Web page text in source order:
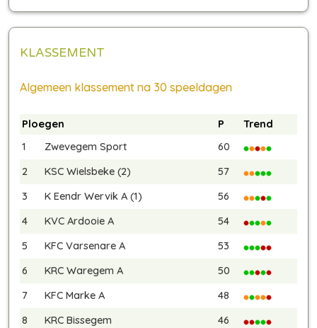
KLASSEMENT
Algemeen klassement na 30 speeldagen
Ploegen P
Trend
1
Zwevegem Sport
60
2
KSC Wielsbeke (2)
57
3
K Eendr Wervik A (1)
56
4
KVC Ardooie A
54
5
KFC Varsenare A
53
6
KRC Waregem A
50
7
KFC Marke A
48
8
KRC Bissegem
46